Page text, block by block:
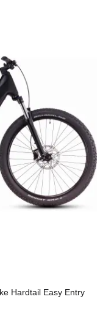
Hardtail Easy Entry